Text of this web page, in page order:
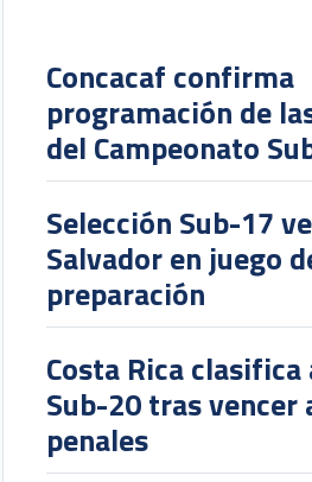
Concacaf confirma
programación de
del Campeonato
Selección Sub-17
Salvador en juego
preparación
Costa Rica
Sub-20 tras vencer
penales